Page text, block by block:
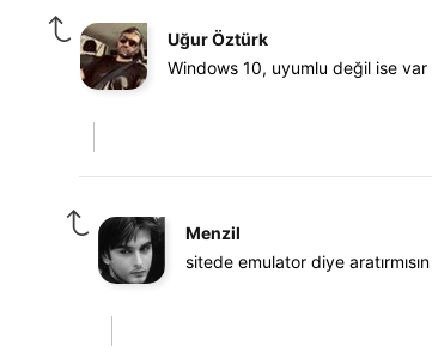
Uğur Öztürk
Windows 10, uyumlu değil ise var
Menzil
sitede emulator diye